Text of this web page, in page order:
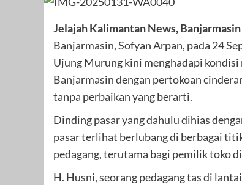
Jelajah Kalimantan News, Banjarmasin
Banjarmasin, Sofyan Arpan, pada 24
Ujung Murung kini menghadapi
Banjarmasin dengan pertokoan
tanpa perbaikan yang berarti.
Dinding pasar yang dahulu dihias
pasar terlihat berlubang di berbagai
pedagang, terutama bagi pemilik toko
H. Husni, seorang pedagang tas di